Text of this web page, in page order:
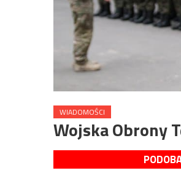
WIADOMOŚCI
Wojska Obrony